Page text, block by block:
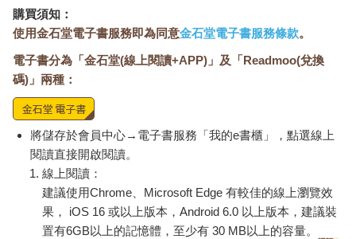
是一般投資人提高報酬率必要的功課。
上述三項工作的目的，除了在協助被投資公司外，還能挖掘新的
投資機會。創投基金經理每季必須撰寫被投資公司的追蹤報告，
供內部檢討，並提供給投資基金的機構法人，以便了解被投資公
司的發展現況。
當被投資公司上市前，負責的投資經理需要決定是否提前出脫持
股給專門投資上市前股權的其他創投基金，或者等到上市閉鎖期
過後再決定出脫時機，又或者在公司上市前將股權轉到集團的私
募基金或上市控股公司繼續持有。
此外，投資經理還需要關注宏觀經濟的變化，例如2000年網路泡
沫、2008年金融海嘯期間，所有創投公司的首要任務都是幫助被
投資公司削減支出、度過資本寒冬，因為尚未獲利的公司，現金
流比一切都重要，觀念同樣適用於投資美股上市中未獲利的公
購買須知：
使用金石堂電子書服務即為同意金石堂電子書服務條款。
電子書分為「金石堂(線上閱讀+APP)」及「Readmoo(兌換
碼)」兩種：
將儲存於會員中心→電子書服務「我的e書櫃」，點選線上
閱讀直接開啟閱讀。
線上閱讀：
建議使用Chrome、Microsoft Edge 有較佳的線上瀏覽效
果， iOS 16 或以上版本，Android 6.0 以上版本，建議裝
置有6GB以上的記憶體，至少有 30 MB以上的容量。